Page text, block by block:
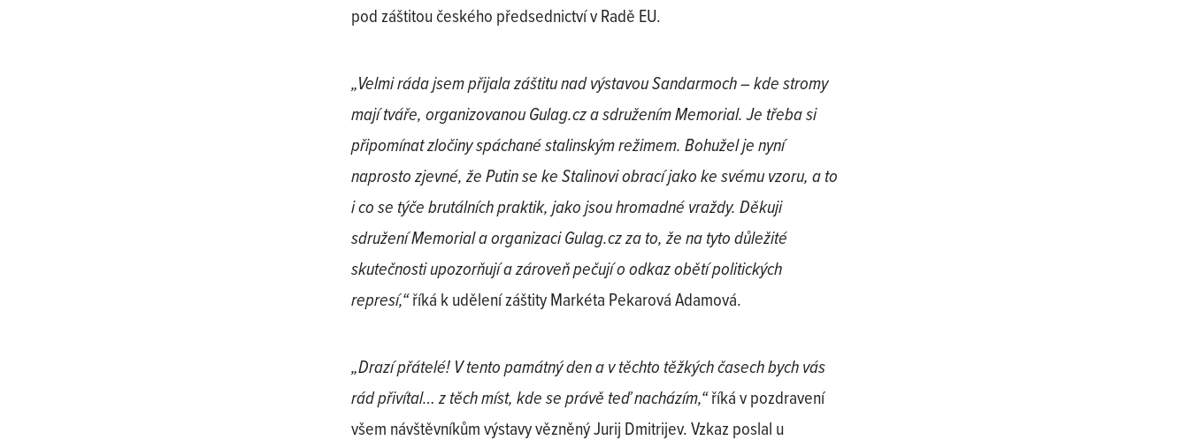
pod záštitou českého předsednictví v Radě EU.
„Velmi ráda jsem přijala záštitu nad výstavou Sandarmoch – kde stromy
mají tváře, organizovanou Gulag.cz a sdružením Memorial. Je třeba si
připomínat zločiny spáchané stalinským režimem. Bohužel je nyní
naprosto zjevné, že Putin se ke Stalinovi obrací jako ke svému vzoru, a to
i co se týče brutálních praktik, jako jsou hromadné vraždy. Děkuji
sdružení Memorial a organizaci Gulag.cz za to, že na tyto důležité
skutečnosti upozorňují a zároveň pečují o odkaz obětí politických
represí,“říká k udělení záštity Markéta Pekarová Adamová.
„Drazí přátelé! V tento památný den a v těchto těžkých časech bych vás
rád přivítal… z těch míst, kde se právě teď nacházím,“říká v pozdravení
všem návštěvníkům výstavy vězněný Jurij Dmitrijev. Vzkaz poslal u